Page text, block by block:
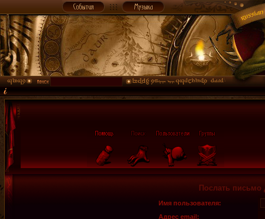
Послать письмо
Имя пользователя:
Адрес email: